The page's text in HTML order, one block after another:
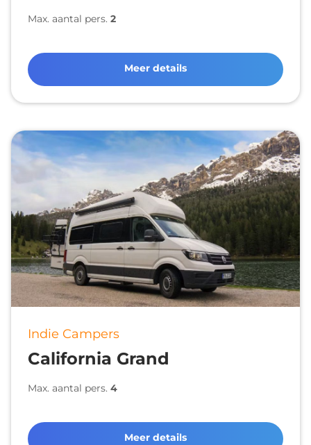
Max. aantal pers. 2
Meer details
Indie Campers
California Grand
Max. aantal pers. 4
Meer details